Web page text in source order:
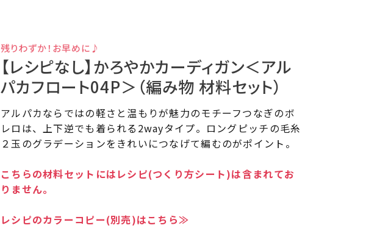
残りわずか！お早めに♪
【レシピなし】かろやかカーディガン＜アル
パカフロート04P＞（編み物 材料セット）
アルパカならではの軽さと温もりが魅力のモチーフつなぎのボ
レロは、上下逆でも着られる2wayタイプ。ロングピッチの毛糸
２玉のグラデーションをきれいにつなげて編むのがポイント。
こちらの材料セットにはレシピ(つくり方シート)は含まれてお
りません。
レシピのカラーコピー(別売)はこちら≫